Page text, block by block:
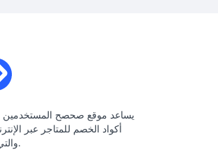
يساعد موقع صحصح المستخدمين
أكواد الخصم للمتاجر عبر
والتي يتم تحديثها باستمرار.